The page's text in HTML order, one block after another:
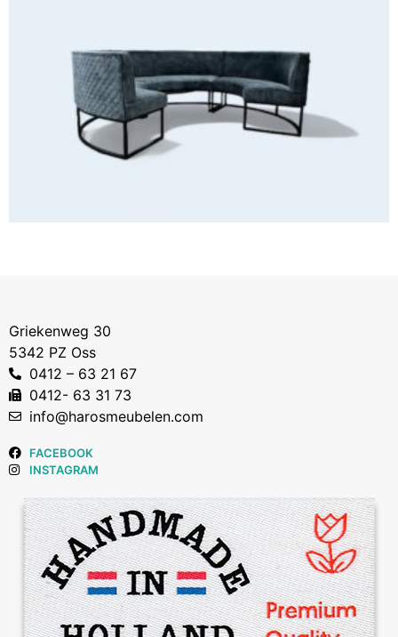
Griekenweg 30
5342 PZ Oss
0412 – 63 21 67
0412- 63 31 73
info@harosmeubelen.com
FACEBOOK
INSTAGRAM